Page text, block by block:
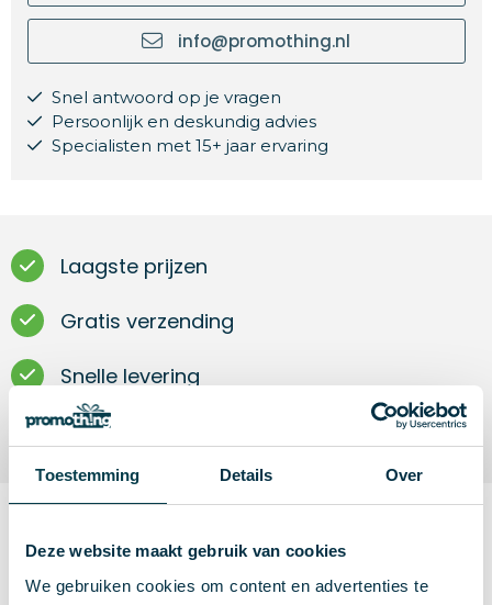
Toestemming Details Over
Deze website maakt gebruik van cookies
We gebruiken cookies om content en advertenties te
info@promothing.nl
Snel antwoord op je vragen
Persoonlijk en deskundig advies
Specialisten met 15+ jaar ervaring
Laagste prijzen
Gratis verzending
Snelle levering
Gratis drukproef
Omschrijving